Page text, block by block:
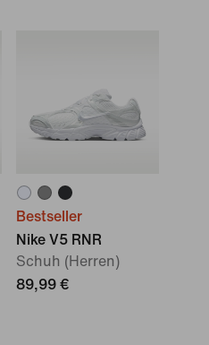
Bestseller
Nike V5 RNR
Schuh (Herren)
89,99 €